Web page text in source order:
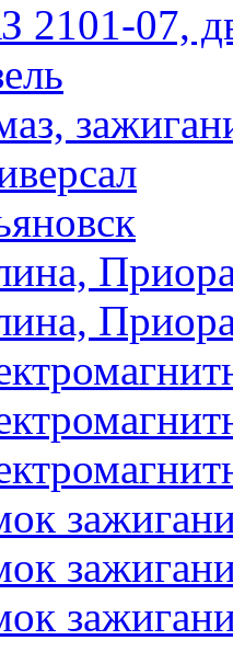
2101-07,